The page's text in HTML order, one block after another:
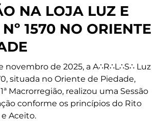
NA LOJA LUZ E
1570 NO ORIENTE
novembro de 2025, a A∴R∴L∴S∴ Luz
situada no Oriente de Piedade,
Macrorregião, realizou uma Sessão
conforme os princípios do Rito
Aceito.